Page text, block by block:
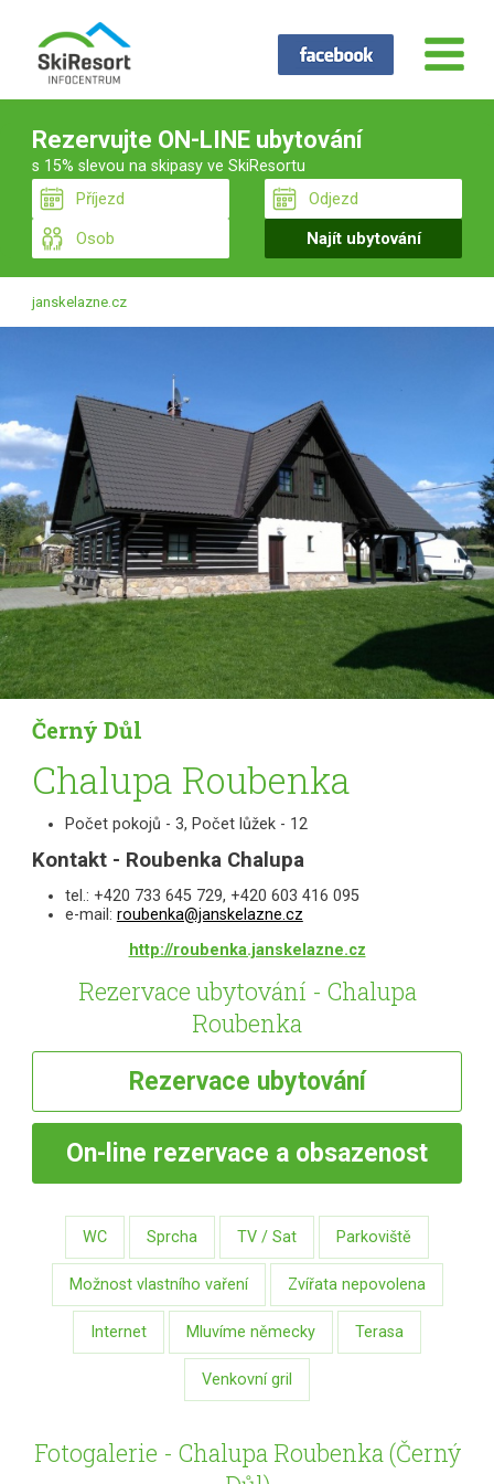
Rezervujte ON-LINE ubytování
s 15% slevou na skipasy ve SkiResortu
janskelazne.cz
Černý Důl
Chalupa Roubenka
Počet pokojů - 3, Počet lůžek - 12
Kontakt - Roubenka Chalupa
tel.: +420 733 645 729, +420 603 416 095
e-mail: roubenka@janskelazne.cz
http://roubenka.janskelazne.cz
Rezervace ubytování - Chalupa
Roubenka
Rezervace ubytování
On-line rezervace a obsazenost
WC Sprcha TV / Sat Parkoviště
Možnost vlastního vaření Zvířata nepovolena
Internet Mluvíme německy Terasa
Venkovní gril
Fotogalerie - Chalupa Roubenka (Černý